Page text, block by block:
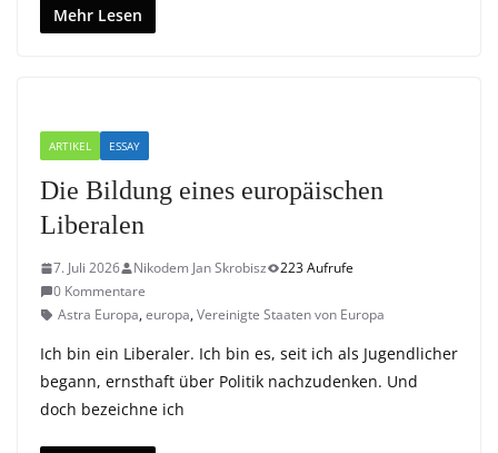
Mehr Lesen
ARTIKEL ESSAY
Die Bildung eines europäischen
Liberalen
7. Juli 2026 Nikodem Jan Skrobisz
223 Aufrufe
0 Kommentare
Astra Europa,europa,Vereinigte Staaten von Europa
Ich bin ein Liberaler. Ich bin es, seit ich als Jugendlicher
begann, ernsthaft über Politik nachzudenken. Und
doch bezeichne ich